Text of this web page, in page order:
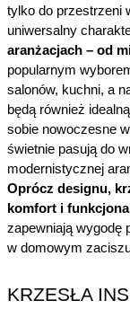
tylko do przestrzeni
uniwersalny
aranżacjach – od
popularnym
salonów, kuchni, a
będą również
sobie nowoczesne
świetnie pasują do
modernistycznej
Oprócz designu,
komfort i
zapewniają wygodę
w domowym
KRZESŁA